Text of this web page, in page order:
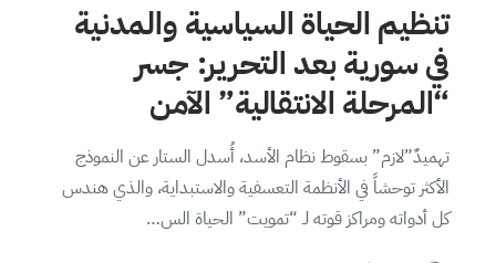
تنظيم الحياة السياسية والمدنية
في سورية بعد التحرير: جسر
“المرحلة الانتقالية” الآمن
تهميدٌ”لازم” بسقوط نظام الأسد، أُسدل الستار عن النموذج
الأكثر توحشاً في الأنظمة التعسفية والاستبداية، والذي هندس
كل أدواته ومراكز قوته لـ “تمويت” الحياة الس…